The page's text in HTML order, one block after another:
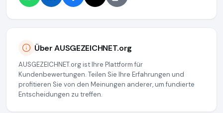
Über AUSGEZEICHNET.org
AUSGEZEICHNET.org ist Ihre Plattform für
Kundenbewertungen. Teilen Sie Ihre Erfahrungen und
profitieren Sie von den Meinungen anderer, um fundierte
Entscheidungen zu treffen.